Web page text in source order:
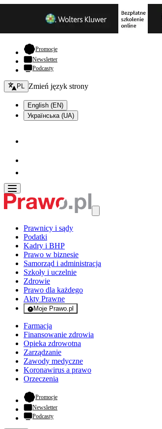
Promocje- otwiera się w nowej karcie
Newsletter
Podcasty
Zmień język - bieżący:
PL Zmień język strony
English (EN)
Українська (UA)
Prawnicy i sądy
Podatki
Kadry i BHP
Prawo w biznesie
Samorząd i administracja
Szkoły i uczelnie
Zdrowie
Prawo dla każdego
Akty Prawne
Moje Prawo.pl
- rejestracja i logowanie do serwisu
Farmacja
Finansowanie zdrowia
Opieka zdrowotna
Zarządzanie
Zawody medyczne
Koronawirus a prawo
Orzeczenia
Promocje- otwiera się w nowej karcie
Newsletter
Podcasty